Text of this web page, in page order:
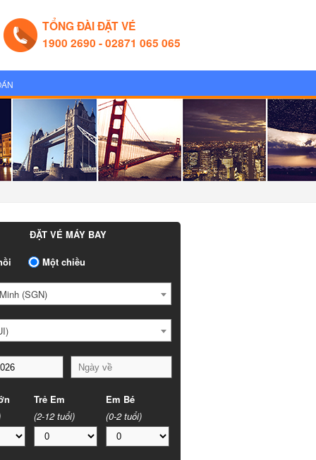
TỔNG ĐÀI ĐẶT VÉ
1900 2690 - 02871 065 065
ĐẶT VÉ MÁY BAY
Một chiều
(SGN)
Trẻ Em
(2-12 tuổi)
Em Bé
(0-2 tuổi)